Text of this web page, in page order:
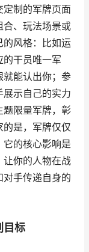
制的军牌页面
合、玩法场景或
的风格：比如运
的干员唯一军
就能认出你；参
示自己的实力
题限量军牌，彰
是，军牌仅仅
的核心影响是
让你的人物在战
手传递自身的
目标